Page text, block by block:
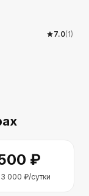
7.0(1)
₽
3 000 ₽/сутки